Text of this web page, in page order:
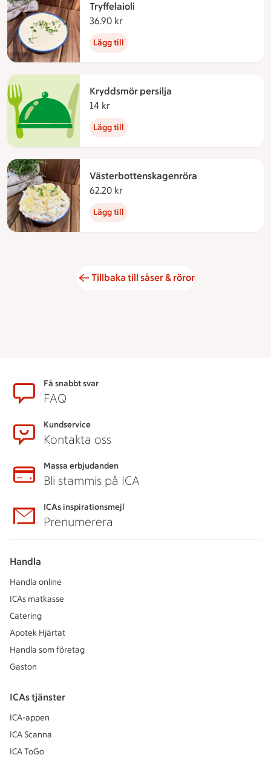
Tryffelaioli
36.90 kr
Lägg till
Kryddsmör persilja
14 kr
Lägg till
Västerbottenskagenröra
62.20 kr
Lägg till
Tillbaka till såser & röror
SidfotFå snabbt svar
FAQ
Kundservice
Kontakta oss
Massa erbjudanden
Bli stammis på ICA
ICAs inspirationsmejl
Prenumerera
Handla
Handla online
ICAs matkasse
Catering
Apotek Hjärtat
Handla som företag
Gaston
ICAs tjänster
ICA-appen
ICA Scanna
ICA ToGo